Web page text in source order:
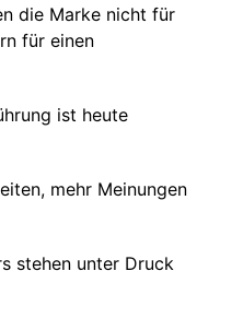
die Marke nicht für
für einen
ist heute
mehr Meinungen
stehen unter Druck